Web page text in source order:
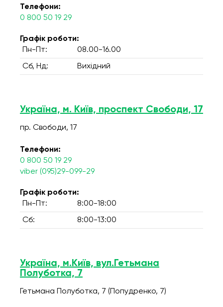
Телефони:
0 800 50 19 29
Графік роботи:
Пн-Пт:
08.00-16.00
Сб, Нд: Вихідний
Україна, м. Київ, проспект Свободи, 17
пр. Свободи, 17
Телефони:
0 800 50 19 29
viber (095)29-099-29
Графік роботи:
Пн-Пт:
8:00-18:00
Сб: 8:00-13:00
Україна, м.Київ, вул.Гетьмана
Полуботка, 7
Гетьмана Полуботка, 7 (Попудренко, 7)